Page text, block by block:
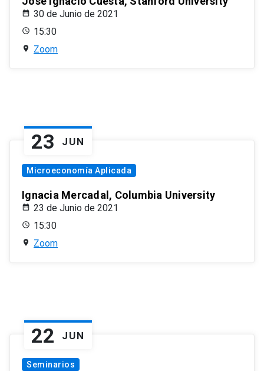
30 de Junio de 2021
15:30
Zoom
23 JUN
Microeconomía Aplicada
Ignacia Mercadal, Columbia University
23 de Junio de 2021
15:30
Zoom
22 JUN
Seminarios